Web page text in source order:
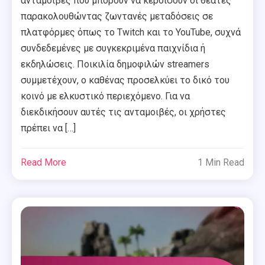
παρακολουθώντας ζωντανές μεταδόσεις σε
πλατφόρμες όπως το Twitch και το YouTube, συχνά
συνδεδεμένες με συγκεκριμένα παιχνίδια ή
εκδηλώσεις. Ποικιλία δημοφιλών streamers
συμμετέχουν, ο καθένας προσελκύει το δικό του
κοινό με ελκυστικό περιεχόμενο. Για να
διεκδικήσουν αυτές τις ανταμοιβές, οι χρήστες
πρέπει να […]
Read More 1 Min Read